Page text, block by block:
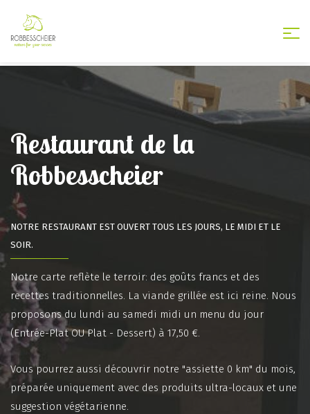
Restaurant de la
Robbesscheier
NOTRE RESTAURANT EST OUVERT TOUS LES JOURS, LE MIDI ET LE
SOIR.
Notre carte reflète le terroir: des goûts francs et des
recettes traditionnelles. La viande grillée est ici reine. Nous
proposons du lundi au samedi midi un menu du jour
(Entrée-Plat OU Plat - Dessert) à 17,50 €.
Vous pourrez aussi découvrir notre "assiette 0 km" du mois,
préparée uniquement avec des produits ultra-locaux et une
suggestion végétarienne.